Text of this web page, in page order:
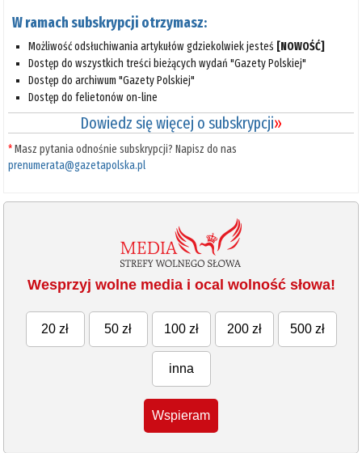
W ramach subskrypcji otrzymasz:
Możliwość odsłuchiwania artykułów gdziekolwiek jesteś [NOWOŚĆ]
Dostęp do wszystkich treści bieżących wydań "Gazety Polskiej"
Dostęp do archiwum "Gazety Polskiej"
Dostęp do felietonów on-line
Dowiedz się więcej o subskrypcji»
*Masz pytania odnośnie subskrypcji? Napisz do nas
prenumerata@gazetapolska.pl
Wesprzyj wolne media i ocal wolność słowa!
20 zł 50 zł 100 zł 200 zł 500 zł
inna
Wspieram